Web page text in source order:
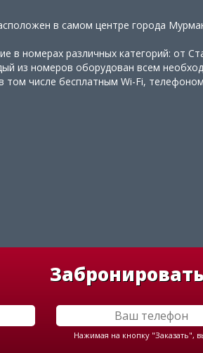
в самом центре города
в номерах различных категорий: от
из номеров оборудован всем
том числе бесплатным Wi-Fi,
Нажимая на кнопку "Заказать",